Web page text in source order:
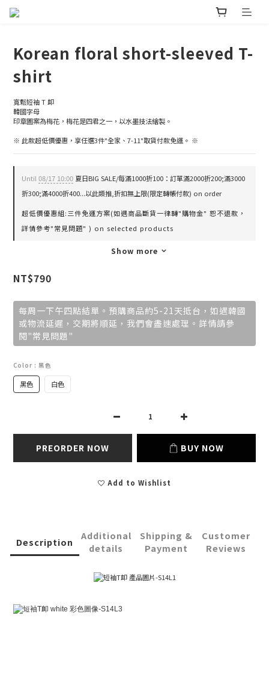
Korean floral short-sleeved T-
shirt
寬鬆短袖 T 卹
韓國字母
印章圖案為梅花，梅花是四君之一，以水墨技法繪製。
※ 此款超低價優惠，享任選3件"全家、7-11"取貨付款免運。 ※
Until08/17 10:00 夏日BIG SALE/每滿1000折100：訂單滿2000折200;滿3000
折300;滿4000折400...以此類推,折扣無上限(限定轉帳付款) on order
超低價優惠組:三件免運方案(如遇商品斷貨一律轉"購物金" 恕不退款，
詳情參考"常見問題" ) on selected products
Show more
NT$790
每周一下午四點結單。預購商品約5-21天抵台，如遇韓國
或物流延遲，交期將順延，我們會盡速處理。詳情請參
閱"常見問題"
Color : 黑色
黑色 白色
PREORDER NOW BUY NOW
Add to Wishlist
Description
Additional
details
Shipping &
Payment
Customer
Reviews